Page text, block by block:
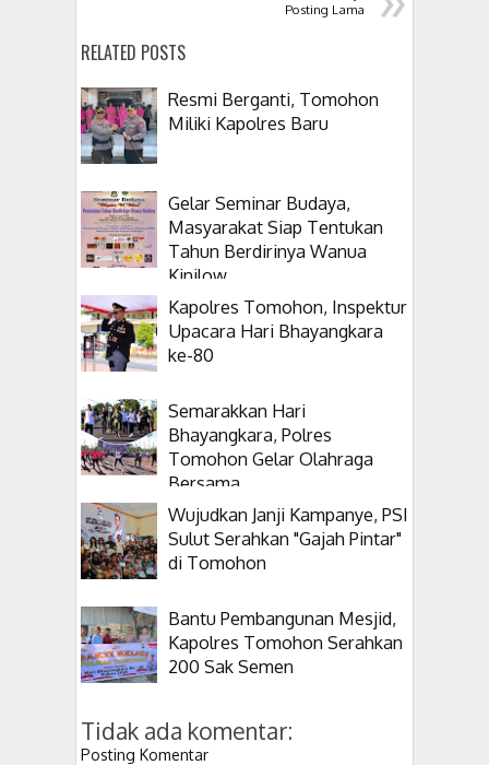
Posting Lama
RELATED POSTS
Resmi Berganti, Tomohon
Miliki Kapolres Baru
Gelar Seminar Budaya,
Masyarakat Siap Tentukan
Tahun Berdirinya Wanua
Kinilow
Kapolres Tomohon, Inspektur
Upacara Hari Bhayangkara
ke-80
Semarakkan Hari
Bhayangkara, Polres
Tomohon Gelar Olahraga
Bersama
Wujudkan Janji Kampanye, PSI
Sulut Serahkan "Gajah Pintar"
di Tomohon
Bantu Pembangunan Mesjid,
Kapolres Tomohon Serahkan
200 Sak Semen
Tidak ada komentar:
Posting Komentar